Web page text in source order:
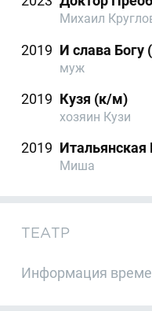
Михаил
2019 И слава Богу
муж
2019 Кузя (к/м)
хозяин Кузи
2019
Миша
ТЕАТР
Информация